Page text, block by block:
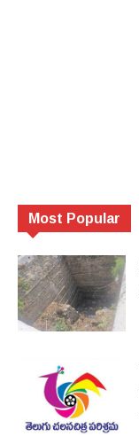
Most Popular